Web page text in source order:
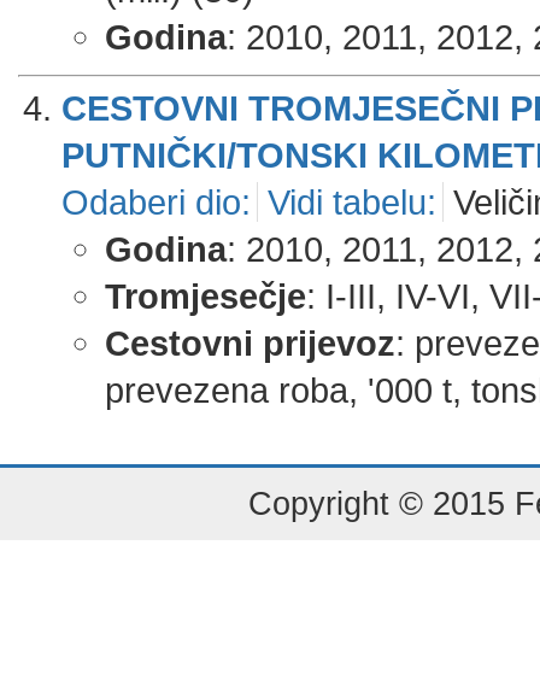
Godina: 2010, 2011, 2012,
CESTOVNI TROMJESEČNI
PUTNIČKI/TONSKI
Odaberi dio: Vidi tabelu:
Godina: 2010, 2011, 2012,
Tromjesečje: I-III, IV-VI,
Cestovni prijevoz:
prevezena roba, '000 t,
Copyright © 2015